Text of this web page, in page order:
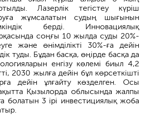
Лазерлік тегістеу күріш
жұмсалатын судың шығынын
берді. Инновациялық
соңғы 10 жылда суды 20%-
және өнімділікті 30%-ға дейін
туды. Бұдан басқа, өңірде басқа да
енгізу көлемі биыл 4,2
2030 жылға дейін бұл көрсеткішті
дейін ұлғайту көзделген. Осы
Қызылорда облысында жалпы
болатын 3 ірі инвестициялық жоба